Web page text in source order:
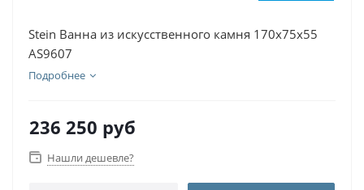
Stein Ванна из искусственного камня 170х75х55
AS9607
Подробнее
236 250 руб
Нашли дешевле?